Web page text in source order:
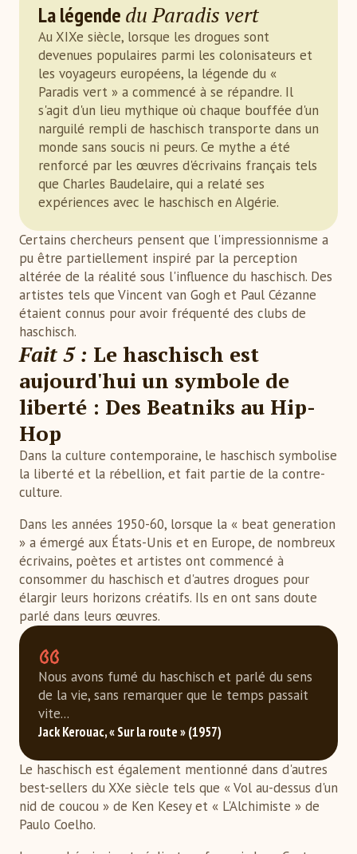
La légende du Paradis vert
Au XIXe siècle, lorsque les drogues sont
devenues populaires parmi les colonisateurs et
les voyageurs européens, la légende du «
Paradis vert » a commencé à se répandre. Il
s'agit d'un lieu mythique où chaque bouffée d'un
narguilé rempli de haschisch transporte dans un
monde sans soucis ni peurs. Ce mythe a été
renforcé par les œuvres d'écrivains français tels
que Charles Baudelaire, qui a relaté ses
expériences avec le haschisch en Algérie.
Certains chercheurs pensent que l'impressionnisme a
pu être partiellement inspiré par la perception
altérée de la réalité sous l'influence du haschisch. Des
artistes tels que Vincent van Gogh et Paul Cézanne
étaient connus pour avoir fréquenté des clubs de
haschisch.
Fait 5 : Le haschisch est
aujourd'hui un symbole de
liberté : Des Beatniks au Hip-
Hop
Dans la culture contemporaine, le haschisch symbolise
la liberté et la rébellion, et fait partie de la contre-
culture.
Dans les années 1950-60, lorsque la « beat generation
» a émergé aux États-Unis et en Europe, de nombreux
écrivains, poètes et artistes ont commencé à
consommer du haschisch et d'autres drogues pour
élargir leurs horizons créatifs. Ils en ont sans doute
parlé dans leurs œuvres.
Nous avons fumé du haschisch et parlé du sens
de la vie, sans remarquer que le temps passait
vite...
Jack Kerouac, « Sur la route » (1957)
Le haschisch est également mentionné dans d'autres
best-sellers du XXe siècle tels que « Vol au-dessus d'un
nid de coucou » de Ken Kesey et « L'Alchimiste » de
Paulo Coelho.